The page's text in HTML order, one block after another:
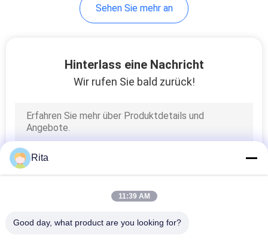
Schere sterben
Gewindeschneiden
stirbt
Sehen Sie mehr an
Hinterlass eine Nachricht
Wir rufen Sie bald zurück!
Rita
11:39 AM
Good day, what product are you looking for?